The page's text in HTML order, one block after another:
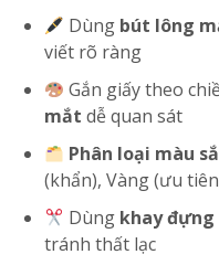
Dùng bút lông
viết rõ ràng
Gắn giấy theo
mắt dễ quan sát
Phân loại màu
(khẩn), Vàng (ưu
Dùng khay
tránh thất lạc